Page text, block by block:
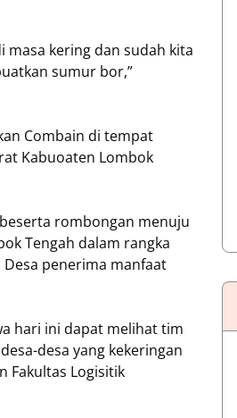
masa kering dan sudah kita
sumur bor,”
Combain di tempat
Kabuoaten Lombok
rombongan menuju
Tengah dalam rangka
Desa penerima manfaat
hari ini dapat melihat tim
desa yang kekeringan
Fakultas Logisitik